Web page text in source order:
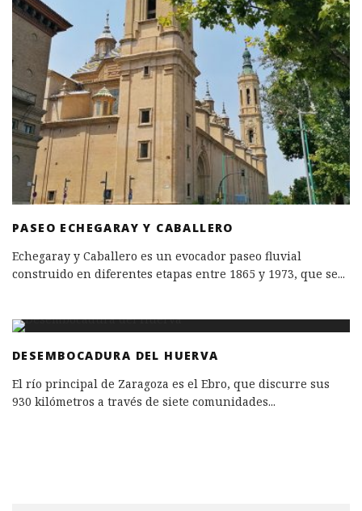
PASEO ECHEGARAY Y CABALLERO
Echegaray y Caballero es un evocador paseo fluvial
construido en diferentes etapas entre 1865 y 1973, que se...
DESEMBOCADURA DEL HUERVA
El río principal de Zaragoza es el Ebro, que discurre sus
930 kilómetros a través de siete comunidades...